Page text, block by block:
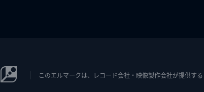
このエルマークは、レコード会社・映像製作会社が提供す